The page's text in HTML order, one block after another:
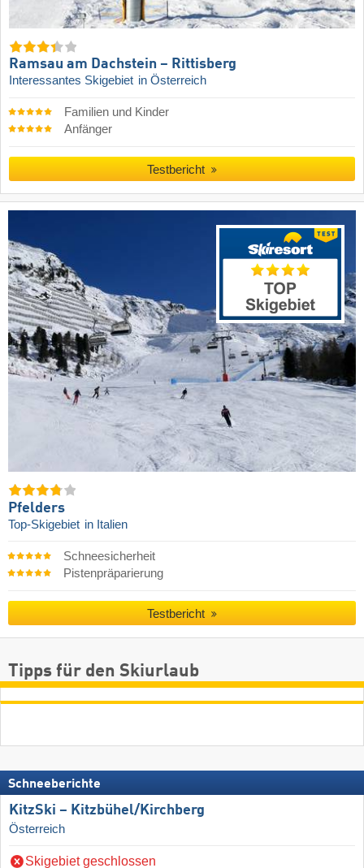
Ramsau am Dachstein – Rittisberg
Interessantes Skigebiet in Österreich
Familien und Kinder
Anfänger
Testbericht
Pfelders
Top-Skigebiet in Italien
Schneesicherheit
Pistenpräparierung
Testbericht
Tipps für den Skiurlaub
Schneeberichte
KitzSki – Kitzbühel/​Kirchberg
Österreich
Skigebiet geschlossen